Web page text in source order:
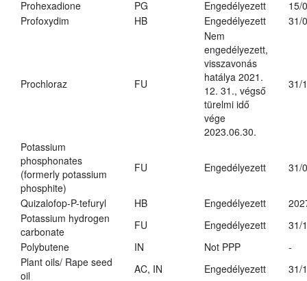
Prohexadione
PG Engedélyezett
15/
Profoxydim
HB Engedélyezett 31/
Prochloraz FU
Nem
engedélyezett,
visszavonás
hatálya 2021.
12. 31., végső
türelmi idő
vége
2023.06.30.
31/
Potassium
phosphonates
(formerly potassium
phosphite)
FU Engedélyezett 31/
Quizalofop-P-tefuryl HB Engedélyezett
Potassium hydrogen
carbonate
FU Engedélyezett
31/
Polybutene
IN Not PPP
-
Plant oils/ Rape seed
oil
AC, IN Engedélyezett
31/